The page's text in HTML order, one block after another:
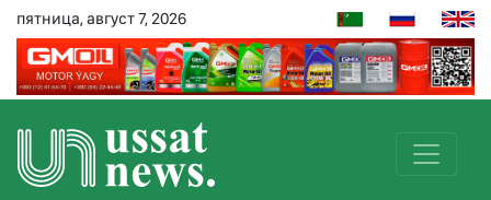
пятница, август 7, 2026